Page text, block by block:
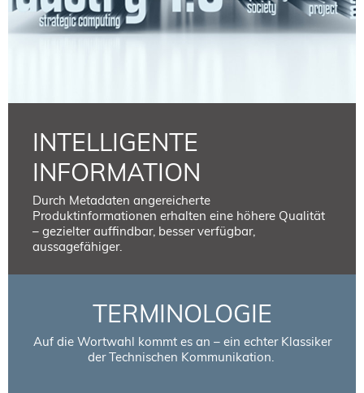
INTELLIGENTE
INFORMATION
Durch Metadaten angereicherte
Produktinformationen erhalten eine höhere Qualität
– gezielter auffindbar, besser verfügbar,
aussagefähiger.
TERMINOLOGIE
Auf die Wortwahl kommt es an – ein echter Klassiker
der Technischen Kommunikation.